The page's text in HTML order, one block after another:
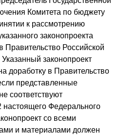
Комитета по бюджету
к рассмотрению
законопроекта
Правительство Российской
законопроект
доработку в Правительство
представленные
соответствуют
настоящего Федерального
со всеми
и материалами должен